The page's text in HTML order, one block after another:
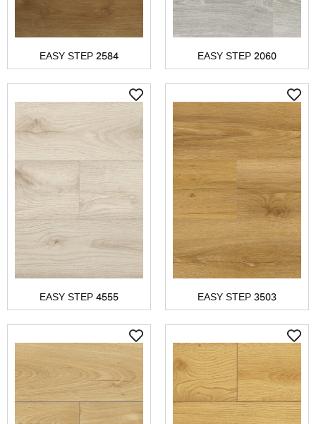
EASY STEP 2060
EASY STEP 2584
EASY STEP 3503
EASY STEP 4555